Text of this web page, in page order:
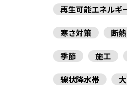
再生可能エネルギ
寒さ対策
断
季節
施工
線状降水帯